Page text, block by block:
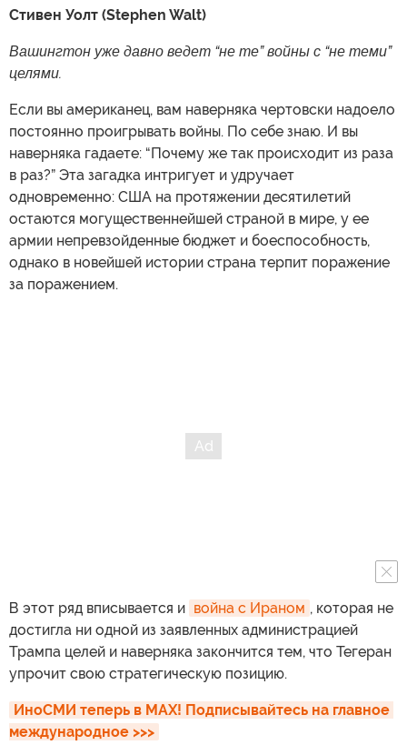
Стивен Уолт (Stephen Walt)
Вашингтон уже давно ведет “не те” войны с “не теми”
целями.
Если вы американец, вам наверняка чертовски надоело
постоянно проигрывать войны. По себе знаю. И вы
наверняка гадаете: “Почему же так происходит из раза
в раз?” Эта загадка интригует и удручает
одновременно: США на протяжении десятилетий
остаются могущественнейшей страной в мире, у ее
армии непревзойденные бюджет и боеспособность,
однако в новейшей истории страна терпит поражение
за поражением.
В этот ряд вписывается и война с Ираном , которая не
достигла ни одной из заявленных администрацией
Трампа целей и наверняка закончится тем, что Тегеран
упрочит свою стратегическую позицию.
ИноСМИ теперь в MAX! Подписывайтесь на главное
международное >>>